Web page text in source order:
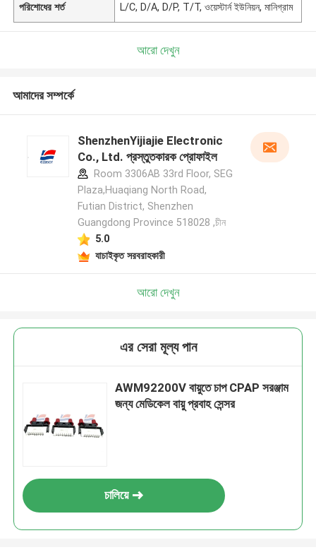
পরিশোধের শর্ত L/C, D/A, D/P, T/T, ওয়েস্টার্ন ইউনিয়ন, মানিগ্রাম
আরো দেখুন
আমাদের সম্পর্কে
ShenzhenYijiajie Electronic
Co., Ltd. প্রস্তুতকারক প্রোফাইল
Room 3306AB 33rd Floor, SEG
Plaza,Huaqiang North Road,
Futian District, Shenzhen
Guangdong Province 518028 ,চীন
5.0
যাচাইকৃত সরবরাহকারী
আরো দেখুন
এর সেরা মূল্য পান
AWM92200V বায়ুতে চাপ CPAP সরঞ্জাম
জন্য মেডিকেল বায়ু প্রবাহ সেন্সর
চালিয়ে